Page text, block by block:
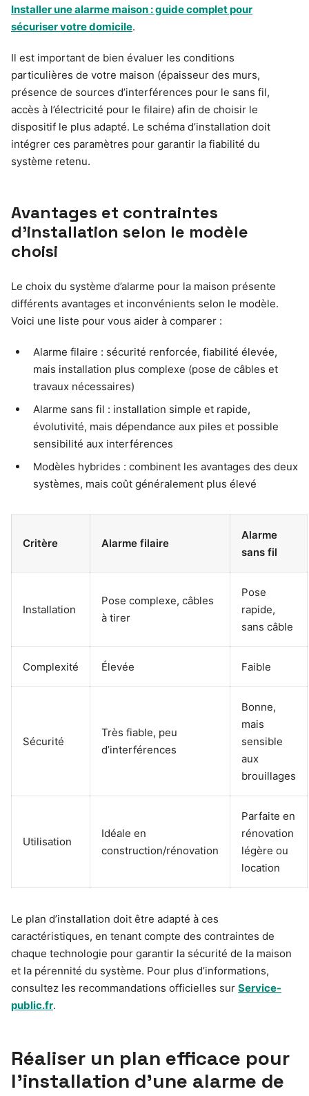
Installer une alarme maison : guide complet pour
sécuriser votre domicile.
Il est important de bien évaluer les conditions
particulières de votre maison (épaisseur des murs,
présence de sources d’interférences pour le sans fil,
accès à l’électricité pour le filaire) afin de choisir le
dispositif le plus adapté. Le schéma d’installation doit
intégrer ces paramètres pour garantir la fiabilité du
système retenu.
Avantages et contraintes
d’installation selon le modèle
choisi
Le choix du système d’alarme pour la maison présente
différents avantages et inconvénients selon le modèle.
Voici une liste pour vous aider à comparer :
Alarme filaire : sécurité renforcée, fiabilité élevée,
mais installation plus complexe (pose de câbles et
travaux nécessaires)
Alarme sans fil : installation simple et rapide,
évolutivité, mais dépendance aux piles et possible
sensibilité aux interférences
Modèles hybrides : combinent les avantages des deux
systèmes, mais coût généralement plus élevé
Critère Alarme filaire
Alarme
sans fil
Installation
Pose complexe, câbles
à tirer
Pose
rapide,
sans câble
Complexité Élevée Faible
Sécurité
Très fiable, peu
d’interférences
Bonne,
mais
sensible
aux
brouillages
Utilisation
Idéale en
construction/rénovation
Parfaite en
rénovation
légère ou
location
Le plan d’installation doit être adapté à ces
caractéristiques, en tenant compte des contraintes de
chaque technologie pour garantir la sécurité de la maison
et la pérennité du système. Pour plus d’informations,
consultez les recommandations officielles sur Service-
public.fr.
Réaliser un plan efficace pour
l’installation d’une alarme de